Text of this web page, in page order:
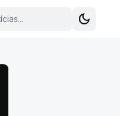
dark_mode